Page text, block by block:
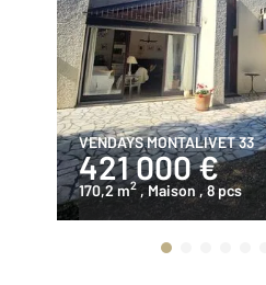
VENDAYS MONTALIVET 33
421 000 €
170,2 m2 , Maison , 8 pcs